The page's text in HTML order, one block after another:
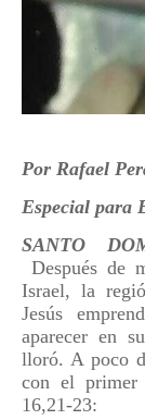
Por Rafael
Especial para
SANTO
Después de
Israel, la
Jesús
aparecer en
lloró. A poco
con el primer
16,21-23: